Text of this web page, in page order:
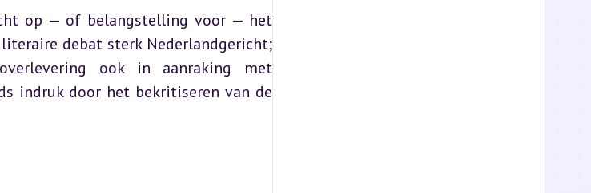
op — of belangstelling voor — het
debat sterk Nederlandgericht;
ook in aanraking met
indruk door het bekritiseren van de